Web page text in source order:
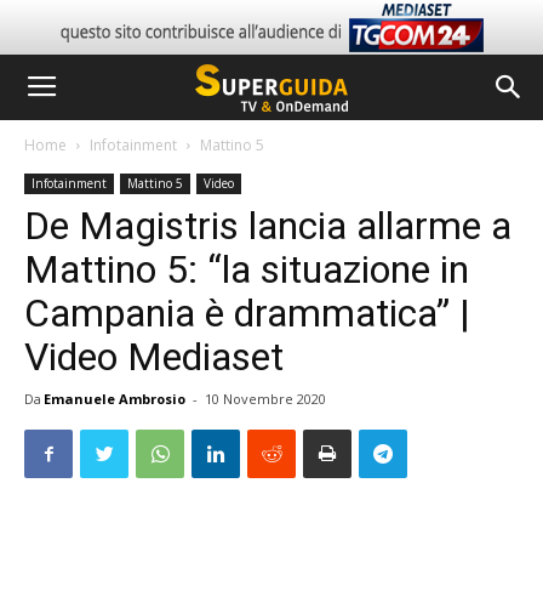
Home Infotainment Mattino 5
Infotainment Mattino 5 Video
De Magistris lancia allarme a
Mattino 5: “la situazione in
Campania è drammatica” |
Video Mediaset
Da Emanuele Ambrosio - 10 Novembre 2020